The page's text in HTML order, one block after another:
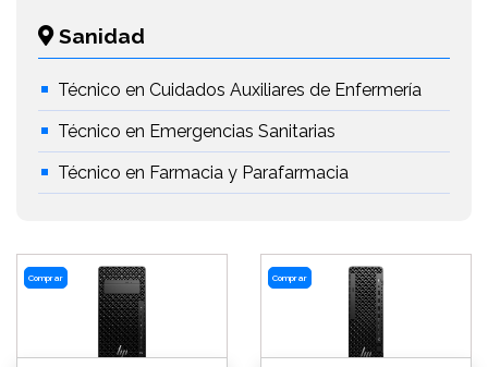
Sanidad
Técnico en Cuidados Auxiliares de Enfermería
Técnico en Emergencias Sanitarias
Técnico en Farmacia y Parafarmacia
Comprar Comprar